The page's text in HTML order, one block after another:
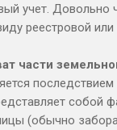
учет. Довольно
реестровой
части
собой
(обычно